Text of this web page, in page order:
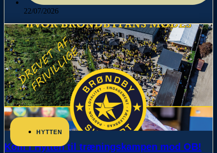
22/07/2026
HYTTEN
Kom i Hytten til træningskampen mod OB!